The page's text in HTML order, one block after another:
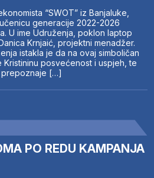
“SWOT” iz Banjaluke,
generacije 2022-2026
U ime Udruženja, poklon laptop
Krnjaić, projektni menadžer.
istakla je da na ovaj simboličan
posvećenost i uspjeh, te
[…]
PO REDU KAMPANJA